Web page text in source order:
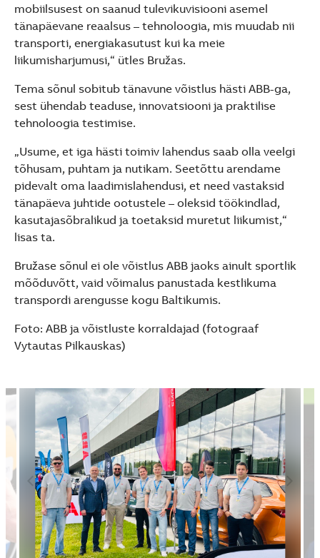
mobiilsusest on saanud tulevikuvisiooni asemel
tänapäevane reaalsus – tehnoloogia, mis muudab nii
transporti, energiakasutust kui ka meie
liikumisharjumusi,“ ütles Bružas.
Tema sõnul sobitub tänavune võistlus hästi ABB-ga,
sest ühendab teaduse, innovatsiooni ja praktilise
tehnoloogia testimise.
„Usume, et iga hästi toimiv lahendus saab olla veelgi
tõhusam, puhtam ja nutikam. Seetõttu arendame
pidevalt oma laadimislahendusi, et need vastaksid
tänapäeva juhtide ootustele – oleksid töökindlad,
kasutajasõbralikud ja toetaksid muretut liikumist,“
lisas ta.
Bružase sõnul ei ole võistlus ABB jaoks ainult sportlik
mõõduvõtt, vaid võimalus panustada kestlikuma
transpordi arengusse kogu Baltikumis.
Foto: ABB ja võistluste korraldajad (fotograaf
Vytautas Pilkauskas)